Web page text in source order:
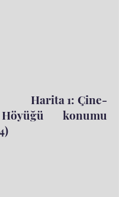
Harita 1: Çine-
konumu